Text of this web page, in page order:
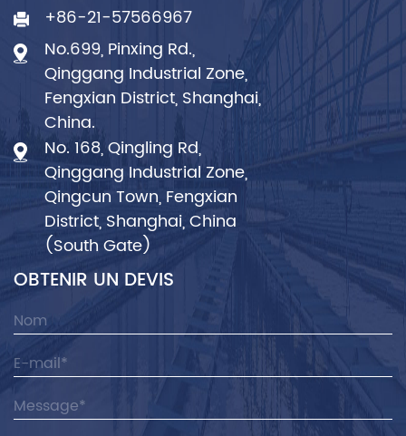
+86-21-57566967
No.699, Pinxing Rd.,
Qinggang Industrial Zone,
Fengxian District, Shanghai,
China.
No. 168, Qingling Rd,
Qinggang Industrial Zone,
Qingcun Town, Fengxian
District, Shanghai, China
(South Gate)
OBTENIR UN DEVIS